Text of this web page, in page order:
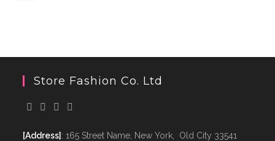
Store Fashion Co. Ltd
[Address]: 165 Street Name, New York, Old City 33541